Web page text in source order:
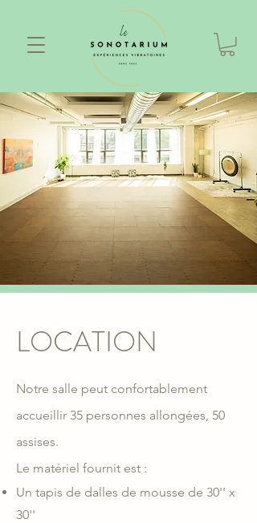
LOCATION
Notre salle peut confortablement
accueillir 35 personnes allongées, 50
assises.
Le matériel fournit est :
Un tapis de dalles de mousse de 30'' x
30''